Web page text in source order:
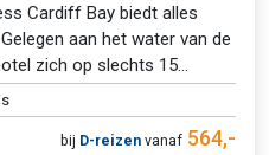
Cardiff Bay biedt alles
aan het water van de
zich op slechts 15
stadscentrum als
kamers, een
zorgt dit hotel voor een
bij D-reizen vanaf 564,-